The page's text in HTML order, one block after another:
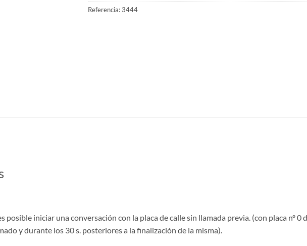
Referencia:3444
iniciar una conversación con la placa de calle sin llamada previa. (con placa nº 0
y durante los 30 s. posteriores a la finalización de la misma).